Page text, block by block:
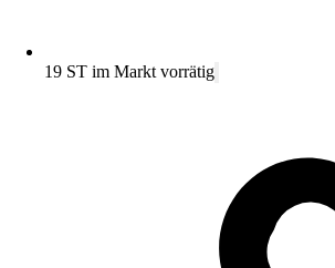
19 ST im Markt vorrätig